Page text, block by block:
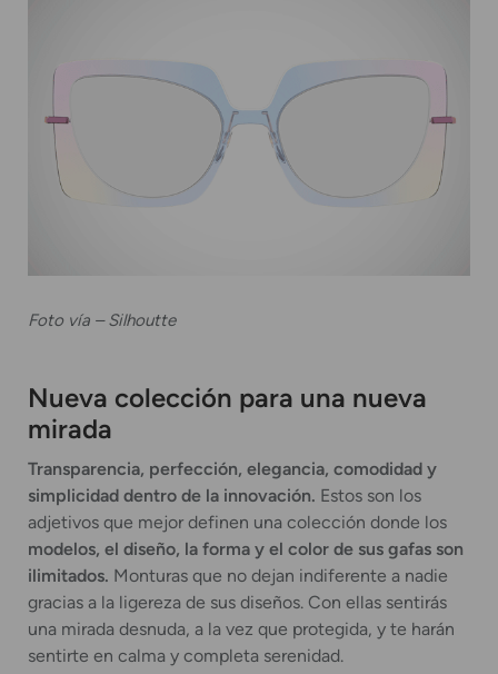
Foto vía – Silhoutte
Nueva colección para una nueva
mirada
Transparencia, perfección, elegancia, comodidad y
simplicidad dentro de la innovación. Estos son los
adjetivos que mejor definen una colección donde los
modelos, el diseño, la forma y el color de sus gafas son
ilimitados. Monturas que no dejan indiferente a nadie
gracias a la ligereza de sus diseños. Con ellas sentirás
una mirada desnuda, a la vez que protegida, y te harán
sentirte en calma y completa serenidad.